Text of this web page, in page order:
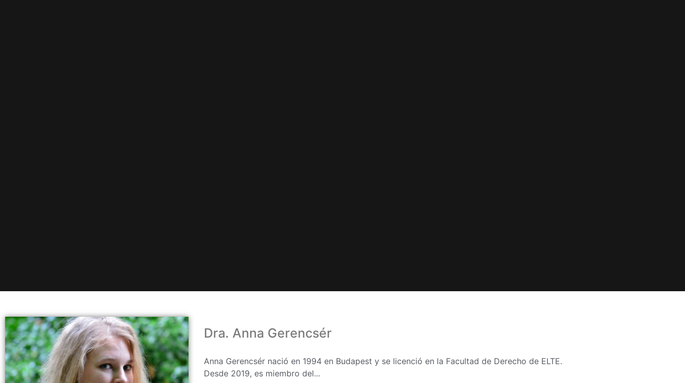
Dra. Anna Gerencsér
Anna Gerencsér nació en 1994 en Budapest y se licenció en la Facultad de Derecho de ELTE.
Desde 2019, es miembro del...